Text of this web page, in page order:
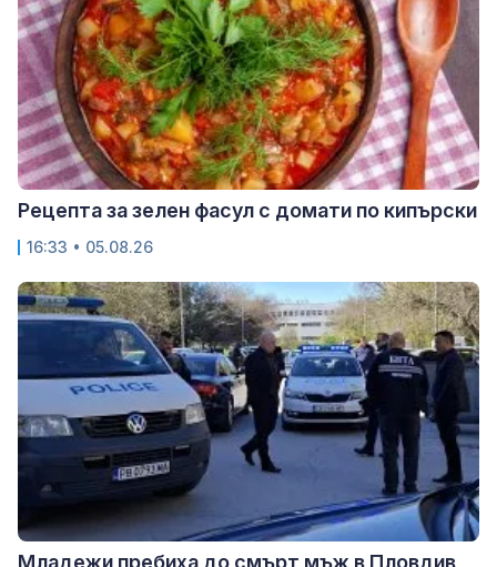
Рецепта за зелен фасул с домати по кипърски
16:33 • 05.08.26
Младежи пребиха до смърт мъж в Пловдив